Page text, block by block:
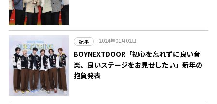
記事 2024年01月02日
BOYNEXTDOOR「初心を忘れずに良い音
楽、良いステージをお見せしたい」新年の
抱負発表